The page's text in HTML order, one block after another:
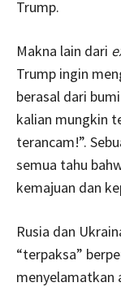
Trump.
Makna lain dari
Trump ingin
berasal dari
kalian mungkin
terancam!”.
semua tahu
kemajuan dan
Rusia dan
“terpaksa”
menyelamatkan